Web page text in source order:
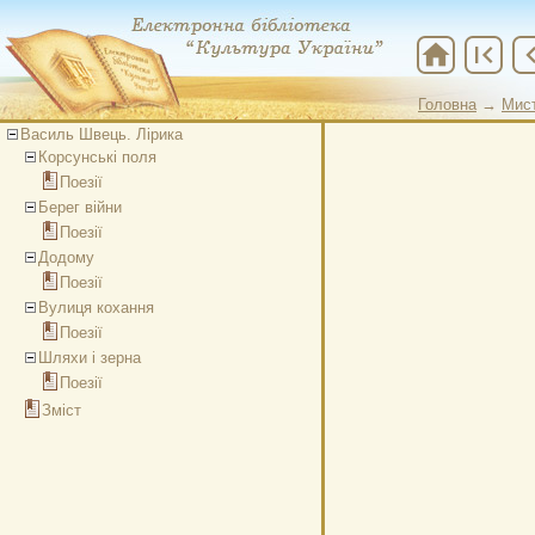
Головна →
home first_page chevron_left
Василь Швець. Лірика
Корсунські поля
Поезії
Берег війни
Поезії
Додому
Поезії
Вулиця кохання
Поезії
Шляхи і зерна
Поезії
Зміст